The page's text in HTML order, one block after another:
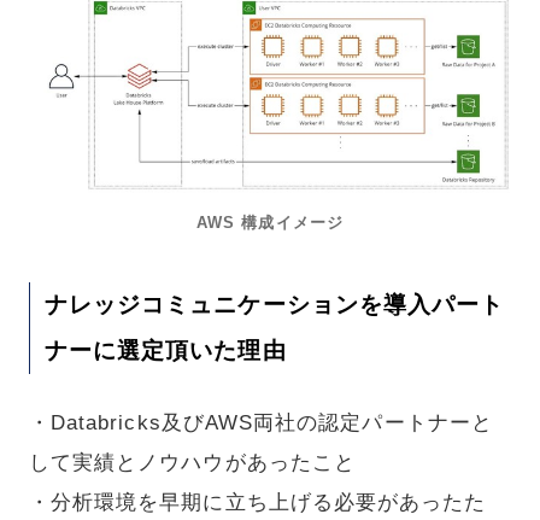
AWS 構成イメージ
ナレッジコミュニケーションを導入パート
ナーに選定頂いた理由
・Databricks及びAWS両社の認定パートナーと
して実績とノウハウがあったこと
・分析環境を早期に立ち上げる必要があったた